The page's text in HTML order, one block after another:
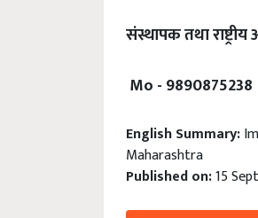
संस्थापक तथा
Mo - 9890875238
English Summary:
Maharashtra
Published on:15